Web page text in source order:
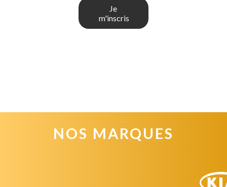
Je
m'inscris
NOS MARQUES